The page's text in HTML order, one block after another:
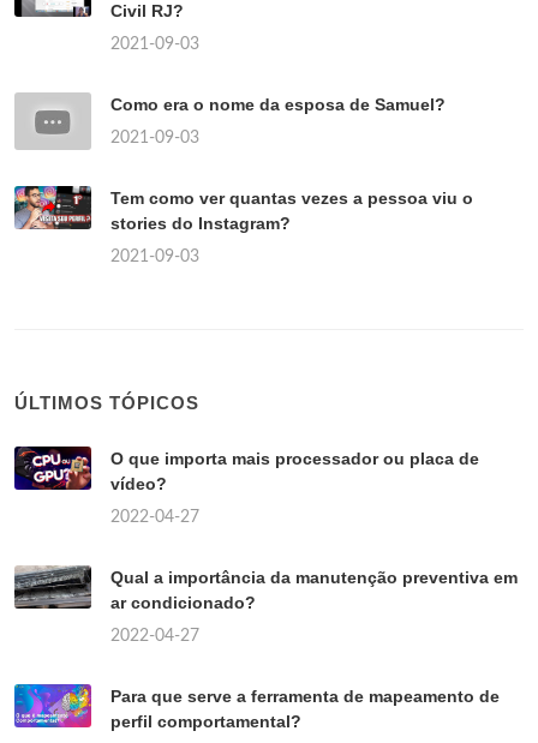
Civil RJ?
2021-09-03
Como era o nome da esposa de Samuel?
2021-09-03
Tem como ver quantas vezes a pessoa viu o
stories do Instagram?
2021-09-03
ÚLTIMOS TÓPICOS
O que importa mais processador ou placa de
vídeo?
2022-04-27
Qual a importância da manutenção preventiva em
ar condicionado?
2022-04-27
Para que serve a ferramenta de mapeamento de
perfil comportamental?